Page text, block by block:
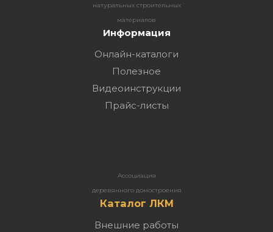
натуральных строительных
материалов
Информация
Онлайн-каталоги
Полезное
Видеоинструкции
Прайс-листы
Ассоциация
деревянного домостроения
Каталог ЛКМ
Внешние работы